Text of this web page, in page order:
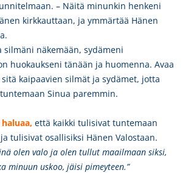
– Näitä minunkin henkeni
kirkkauttaan, ja ymmärtää Hänen
silmäni näkemään, sydämeni
huokaukseni tänään ja huomenna. Avaa
kaipaavien silmät ja sydämet, jotta
Sinua paremmin.
että kaikki tulisivat tuntemaan
tulisivat osallisiksi Hänen Valostaan.
olen valo ja olen tullut maailmaan siksi,
minuun uskoo, jäisi pimeyteen.”